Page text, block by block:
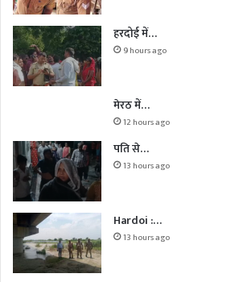
हरदोई में…
9 hours ago
मेरठ में…
12 hours ago
पति से…
13 hours ago
Hardoi :…
13 hours ago